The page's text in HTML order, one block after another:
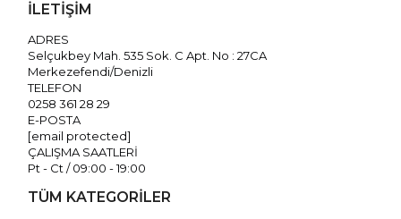
İLETİŞİM
ADRES
Selçukbey Mah. 535 Sok. C Apt. No : 27CA
Merkezefendi/Denizli
TELEFON
0258 361 28 29
E-POSTA
[email protected]
ÇALIŞMA SAATLERİ
Pt - Ct / 09:00 - 19:00
TÜM KATEGORİLER